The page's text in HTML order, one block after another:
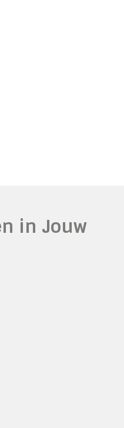
in Jouw